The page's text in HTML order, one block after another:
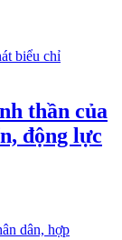
thần của
động lực